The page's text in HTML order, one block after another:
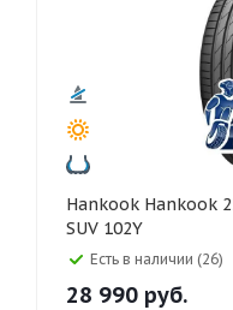
Hankook Hankook 255/40 R21 Ventus evo K137
SUV 102Y
Есть в наличии (26)
28 990 руб.